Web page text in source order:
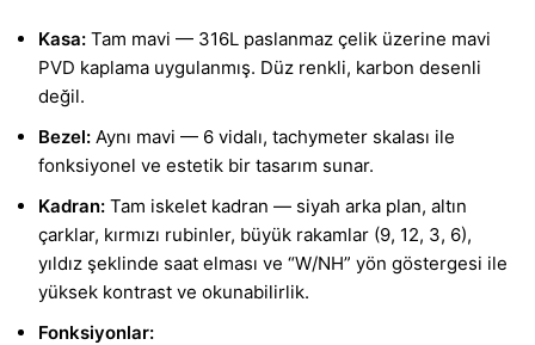
Kasa: Tam mavi — 316L paslanmaz çelik üzerine mavi
PVD kaplama uygulanmış. Düz renkli, karbon desenli
değil.
Bezel: Aynı mavi — 6 vidalı, tachymeter skalası ile
fonksiyonel ve estetik bir tasarım sunar.
Kadran: Tam iskelet kadran — siyah arka plan, altın
çarklar, kırmızı rubinler, büyük rakamlar (9, 12, 3, 6),
yıldız şeklinde saat elması ve “W/NH” yön göstergesi ile
yüksek kontrast ve okunabilirlik.
Fonksiyonlar: